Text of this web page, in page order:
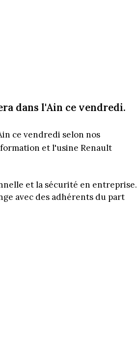
dans l'Ain ce vendredi.
ce vendredi selon nos
et l'usine Renault
et la sécurité en entreprise.
avec des adhérents du part